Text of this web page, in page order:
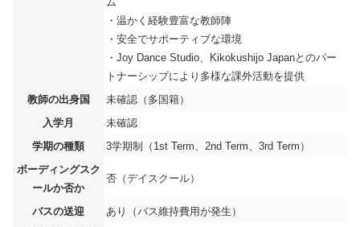
・温かく経験豊富な教師陣
・安全でサポーティブな環境
・Joy Dance Studio、Kikokushijo Japanとのパー
トナーシップにより多様な課外活動を提供
教師の出身国
未確認（多国籍）
入学月
未確認
学期の種類
3学期制（1st Term、2nd Term、3rd Term）
ボーディングスク
ールか否か
否（デイスクール）
バスの送迎
あり（バス維持費用が発生）